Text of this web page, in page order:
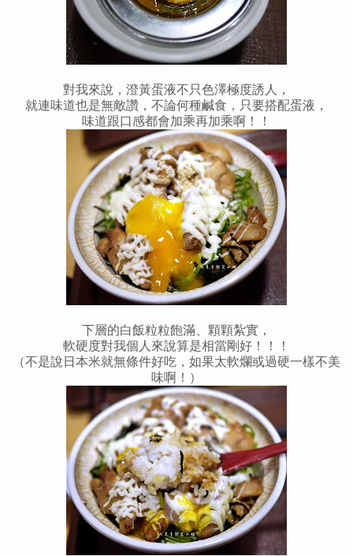
對我來說，澄黃蛋液不只色澤極度誘人，
就連味道也是無敵讚，不論何種鹹食，只要搭配蛋液，
味道跟口感都會加乘再加乘啊！！
下層的白飯粒粒飽滿、顆顆紮實，
軟硬度對我個人來說算是相當剛好！！！
（不是說日本米就無條件好吃，如果太軟爛或過硬一樣不美
味啊！）